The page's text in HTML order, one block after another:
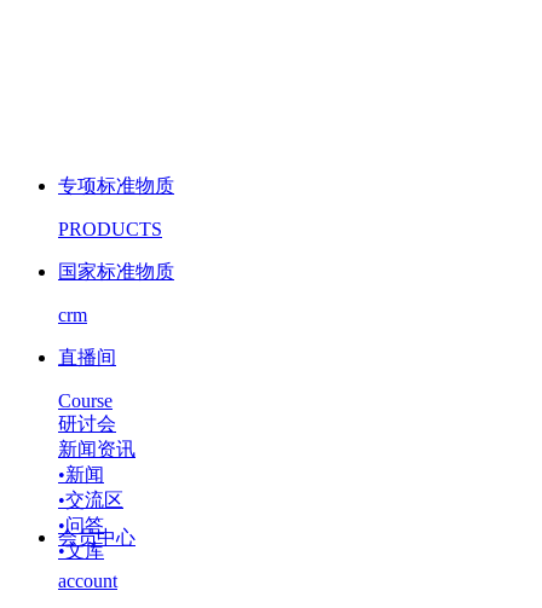
专项标准物质
PRODUCTS
国家标准物质
crm
直播间
Course
研讨会
新闻资讯
•新闻
•交流区
•问答
•文库
会员中心
account